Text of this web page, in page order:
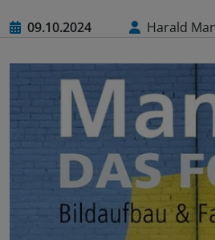
09.10.2024 Harald